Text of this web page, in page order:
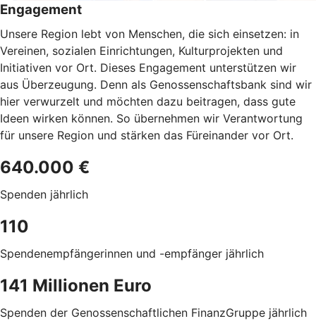
Engagement
Unsere Region lebt von Menschen, die sich einsetzen: in
Vereinen, sozialen Einrichtungen, Kulturprojekten und
Initiativen vor Ort. Dieses Engagement unterstützen wir
aus Überzeugung. Denn als Genossenschaftsbank sind wir
hier verwurzelt und möchten dazu beitragen, dass gute
Ideen wirken können. So übernehmen wir Verantwortung
für unsere Region und stärken das Füreinander vor Ort.
640.000 €
Spenden jährlich
110
Spendenempfängerinnen und -empfänger jährlich
141 Millionen Euro
Spenden der Genossenschaftlichen FinanzGruppe jährlich